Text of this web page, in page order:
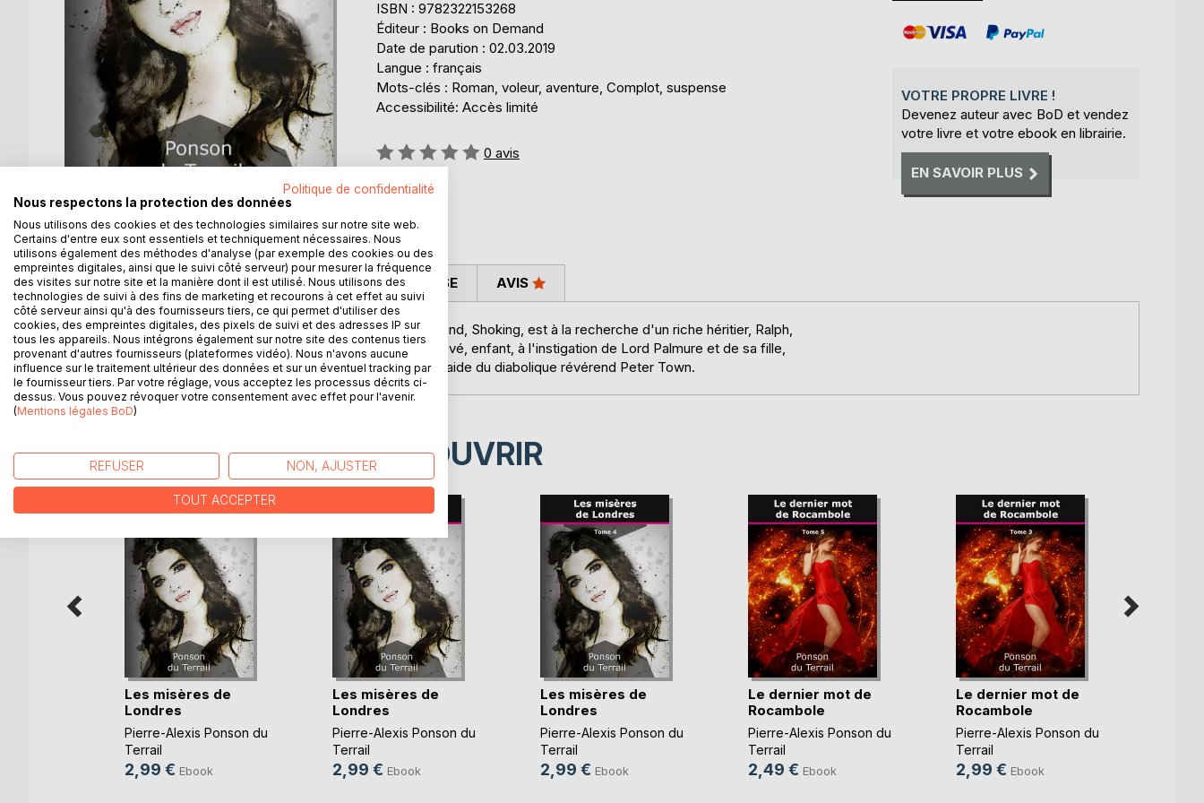
ISBN : 9782322153268
Éditeur : Books on Demand
Date de parution : 02.03.2019
Langue : français
Mots-clés : Roman, voleur, aventure, Complot, suspense
Accessibilité: Accès limité
Évaluation:
0%
0 avis
VOTRE PROPRE LIVRE !
Devenez auteur avec BoD et vendez
votre livre et votre ebook en librairie.
EN SAVOIR PLUS
DESCRIPTION
L'homme en gris, allié à un prêtre irlandais et à un ex-brigand, Shoking, est à la recherche d'un riche héritier, Ralph,
élevé dans les bas-fonds de Londres après avoir été enlevé, enfant, à l'instigation de Lord Palmure et de sa fille,
Miss Ellen, qui se sont appropriés de son héritage, avec l'aide du diabolique révérend Peter Town.
AUTEUR(S) CRITIQUES PRESSE AVIS
D’AUTRES TITRES À DÉCOUVRIR
Les misères de
Londres
Pierre-Alexis Ponson du
Terrail
2,99 € Ebook
Les misères de
Londres
Pierre-Alexis Ponson du
Terrail
2,99 € Ebook
Les misères de
Londres
Pierre-Alexis Ponson du
Terrail
2,99 € Ebook
Le dernier mot de
Rocambole
Pierre-Alexis Ponson du
Terrail
2,49 € Ebook
Le dernier mot de
Rocambole
Pierre-Alexis Ponson du
Terrail
2,99 € Ebook
Politique de confidentialité
Nous respectons la protection des données
Nous utilisons des cookies et des technologies similaires sur notre site web.
Certains d'entre eux sont essentiels et techniquement nécessaires. Nous
utilisons également des méthodes d'analyse (par exemple des cookies ou des
empreintes digitales, ainsi que le suivi côté serveur) pour mesurer la fréquence
des visites sur notre site et la manière dont il est utilisé. Nous utilisons des
technologies de suivi à des fins de marketing et recourons à cet effet au suivi
côté serveur ainsi qu'à des fournisseurs tiers, ce qui permet d'utiliser des
cookies, des empreintes digitales, des pixels de suivi et des adresses IP sur
tous les appareils. Nous intégrons également sur notre site des contenus tiers
provenant d'autres fournisseurs (plateformes vidéo). Nous n'avons aucune
influence sur le traitement ultérieur des données et sur un éventuel tracking par
le fournisseur tiers. Par votre réglage, vous acceptez les processus décrits ci-
dessus. Vous pouvez révoquer votre consentement avec effet pour l'avenir.
(Mentions légales BoD)
REFUSER NON, AJUSTER
TOUT ACCEPTER